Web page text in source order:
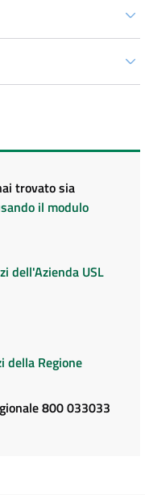
trovato sia
il modulo
dell'Azienda USL
della Regione
800 033033